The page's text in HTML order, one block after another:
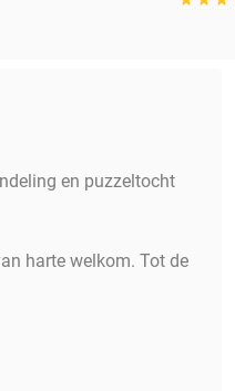
en puzzeltocht
harte welkom. Tot de